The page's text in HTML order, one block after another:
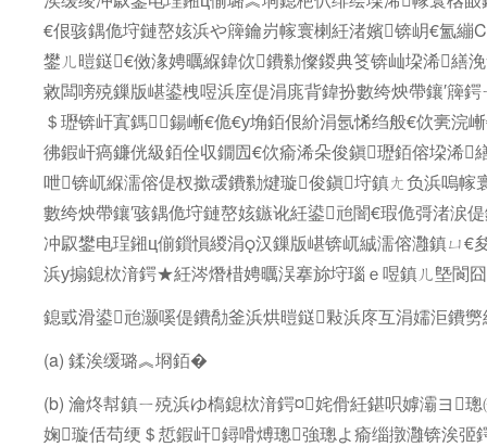
€佷骇鍝佹垨鏈嶅姟浜や簰鑰岃幏寰楋紝渚嬪锛岄€氳
鐢ㄦ暟鎹€傚湪娉曞緥鍏佽鐨勬儏鍐典笅锛屾垜浠繕
敹闆嗙殑鏁版嵁鍙栧喅浜庢偍涓庣背鍏扮數绔炴帶鑲′簰
＄瓑锛屽寘鎷鍚嶃€佹€у埆銆佷紒涓氬悕绉般€佽亴浣
彿鍜屽瘑鐮侊級銆佺収鐗囥€佽瘉浠朵俊鎭瓑銆傛垜浠
呭锛屼緥濡傛偍杈撳叆鐨勬煡璇俊鎭垨鎮ㄤ负浜嗚
數绔炴帶鑲′骇鍝佹垨鏈嶅姟鏃讹紝鍙兘闇€瑕佹彁渚涙
冲叞鐢电珵鎺ц偂鎻愪緵涓汉鏁版嵁锛屼絾濡傛灉鎮ㄩ
浜у搧鎴栨湇鍔★紝涔熸棤娉曞洖搴旀垨瑙ｅ喅鎮ㄦ墍閬
鎴戜滑鍙兘灏嗘偍鐨勪釜浜烘暟鎹敤浜庝互涓嬬洰鐨勶
(a) 鍒涘缓璐︽埛銆�
(b) 瀹炵幇鎮ㄧ殑浜ゆ槗鎴栨湇鍔¤姹傦紝鍖呮嫭灞ヨ
婅璇佸苟绠＄悊鍜屽鐞嗗煿璁強璁よ瘉缁撴灉锛涘